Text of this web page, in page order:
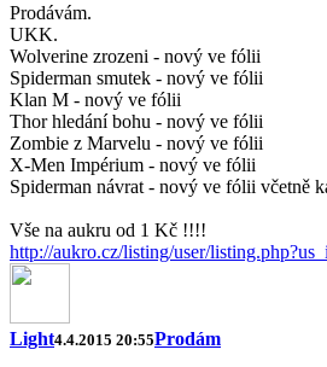
Prodávám.
UKK.
Wolverine zrozeni - nový ve fólii
Spiderman smutek - nový ve fólii
Klan M - nový ve fólii
Thor hledání bohu - nový ve fólii
Zombie z Marvelu - nový ve fólii
X-Men Impérium - nový ve fólii
Spiderman návrat - nový ve fólii včetně
Vše na aukru od 1 Kč !!!!
http://aukro.cz/listing/user/
Light4.4.2015 20:55Prodám